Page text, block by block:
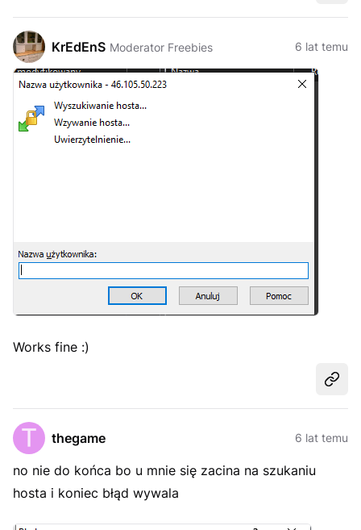
KrEdEnS Moderator Freebies 6 lat temu
Works fine :)
thegame 6 lat temu
no nie do końca bo u mnie się zacina na szukaniu
hosta i koniec błąd wywala